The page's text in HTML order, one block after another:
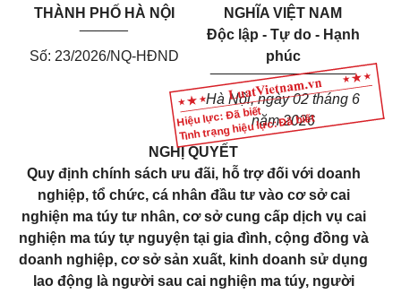
Hiệu lực: Đã biết
Tình trạng hiệu lực: Đã biết
THÀNH PHỐ HÀ NỘI
Số: 23/2026/NQ-HĐND
NGHĨA VIỆT NAM
Độc lập - Tự do - Hạnh
phúc
__________________
Hà Nội, ngày 02 tháng 6
năm 2026
NGHỊ QUYẾT
Quy định chính sách ưu đãi, hỗ trợ đối với doanh
nghiệp, tổ chức, cá nhân đầu tư vào cơ sở cai
nghiện ma túy tư nhân, cơ sở cung cấp dịch vụ cai
nghiện ma túy tự nguyện tại gia đình, cộng đồng và
doanh nghiệp, cơ sở sản xuất, kinh doanh sử dụng
lao động là người sau cai nghiện ma túy, người